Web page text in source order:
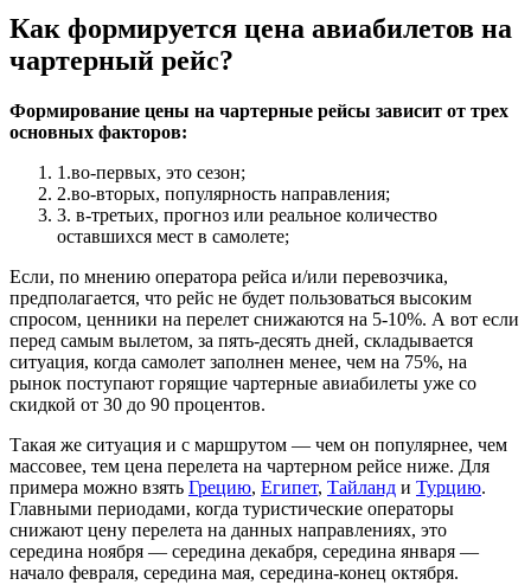
Как формируется цена авиабилетов на
чартерный рейс?
Формирование цены на чартерные рейсы зависит от трех
основных факторов:
1.во-первых, это сезон;
2.во-вторых, популярность направления;
3. в-третьих, прогноз или реальное количество
оставшихся мест в самолете;
Если, по мнению оператора рейса и/или перевозчика,
предполагается, что рейс не будет пользоваться высоким
спросом, ценники на перелет снижаются на 5-10%. А вот если
перед самым вылетом, за пять-десять дней, складывается
ситуация, когда самолет заполнен менее, чем на 75%, на
рынок поступают горящие чартерные авиабилеты уже со
скидкой от 30 до 90 процентов.
Такая же ситуация и с маршрутом — чем он популярнее, чем
массовее, тем цена перелета на чартерном рейсе ниже. Для
примера можно взять Грецию, Египет, Тайланд и Турцию.
Главными периодами, когда туристические операторы
снижают цену перелета на данных направлениях, это
середина ноября — середина декабря, середина января —
начало февраля, середина мая, середина-конец октября.